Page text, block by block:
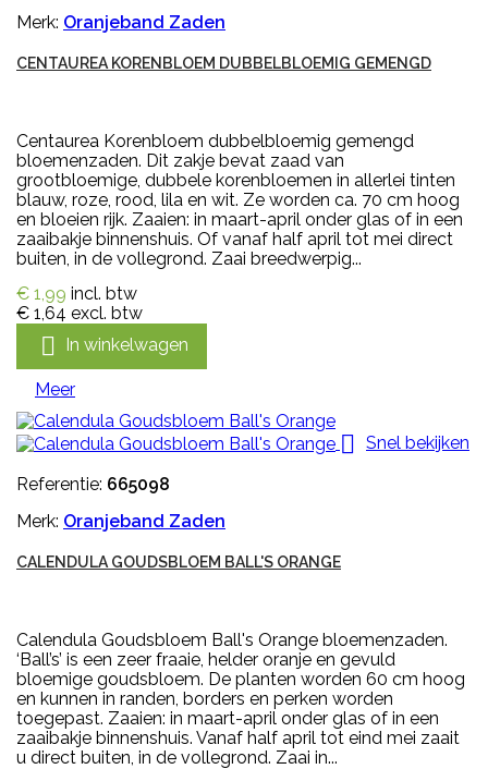
Merk: Oranjeband Zaden
CENTAUREA KORENBLOEM DUBBELBLOEMIG GEMENGD
Centaurea Korenbloem dubbelbloemig gemengd
bloemenzaden. Dit zakje bevat zaad van
grootbloemige, dubbele korenbloemen in allerlei tinten
blauw, roze, rood, lila en wit. Ze worden ca. 70 cm hoog
en bloeien rijk. Zaaien: in maart-april onder glas of in een
zaaibakje binnenshuis. Of vanaf half april tot mei direct
buiten, in de vollegrond. Zaai breedwerpig...
€ 1,99 incl. btw
€ 1,64 excl. btw
 In winkelwagen
Meer
 Snel bekijken
Referentie: 665098
Merk: Oranjeband Zaden
CALENDULA GOUDSBLOEM BALL'S ORANGE
Calendula Goudsbloem Ball's Orange bloemenzaden.
‘Ball’s’ is een zeer fraaie, helder oranje en gevuld
bloemige goudsbloem. De planten worden 60 cm hoog
en kunnen in randen, borders en perken worden
toegepast. Zaaien: in maart-april onder glas of in een
zaaibakje binnenshuis. Vanaf half april tot eind mei zaait
u direct buiten, in de vollegrond. Zaai in...